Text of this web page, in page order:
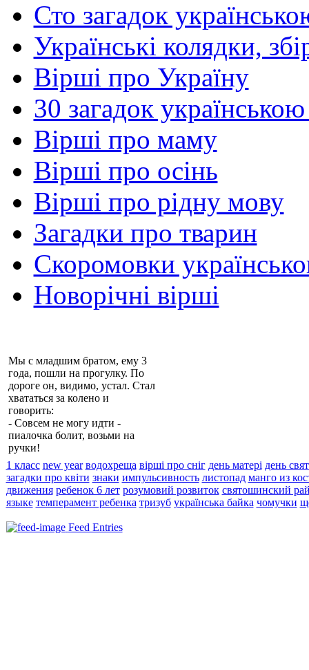
Сто загадок
Українські колядки,
Вірші про Україну
30 загадок
Вірші про маму
Вірші про осінь
Вірші про рідну мову
Загадки про тварин
Скоромовки
Новорічні вірші
Мы с младшим братом, ему 3
года, пошли на прогулку. По
дороге он, видимо, устал. Стал
хвататься за колено и
говорить:
- Совсем не могу идти -
пиалочка болит, возьми на
ручки!
1 класс new year водохреща вірші про сніг день матері день
загадки про квіти знаки импульсивность листопад манго из
движения ребенок 6 лет розумовий розвиток святошинский
языке темперамент ребенка тризуб українська байка чомучки
Feed Entries